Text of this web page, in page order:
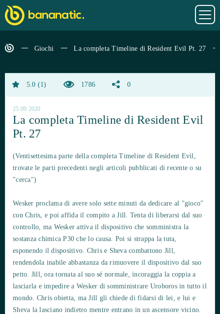
Giochi La completa Timeline di Resident Evil Pt. 27
5.0 1 1786 0
25.09.2020
La completa Timeline di Resident Evil
Pt. 27
(Ventisettesima parte della completa Timeline di Resident Evil,
trovate le parti precedenti negli articoli pubblicati di recente o su
"cerca")
Wesker proclama di avere solo sette minuti da dedicare al "gioco"
con Chris, e poi affida il compito a Jill. Tenta di liberarsi dal suo
controllo, ma Wesker attiva il dispositivo che somministra la
sostanza chimica P30 che lo causa. Poi si strappa la tuta,
esponendo il dispositivo. Chris e Sheva combattono Jill,
rendendola inabile abbastanza da rimuovere il dispositivo dal suo
petto. Jill, ora tornata al suo sé normale, incoraggia la coppia a
lasciarla e impedire a Wesker di somministrare Uroboros in tutto il
mondo. Chris obietta, ma Jill gli chiede di fidarsi di lei, e lui e
Sheva la lasciano indietro mentre entrano in un ascensore vicino.